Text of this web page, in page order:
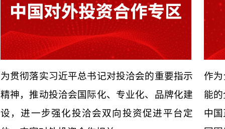
为贯彻落实习近平总书记对投洽会的重要指示
精神，推动投洽会国际化、专业化、品牌化建
设，进一步强化投洽会双向投资促进平台定
作
能
中